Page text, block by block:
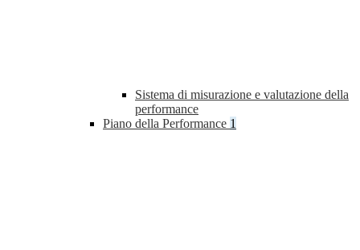
Sistema di misurazione e valutazione della
performance
Piano della Performance 1